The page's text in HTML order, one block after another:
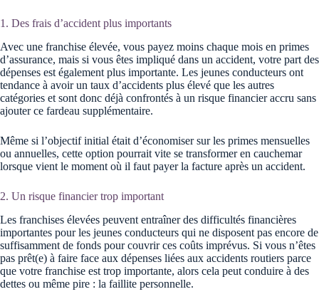
1. Des frais d’accident plus importants
Avec une franchise élevée, vous payez moins chaque mois en primes
d’assurance, mais si vous êtes impliqué dans un accident, votre part des
dépenses est également plus importante. Les jeunes conducteurs ont
tendance à avoir un taux d’accidents plus élevé que les autres
catégories et sont donc déjà confrontés à un risque financier accru sans
ajouter ce fardeau supplémentaire.
Même si l’objectif initial était d’économiser sur les primes mensuelles
ou annuelles, cette option pourrait vite se transformer en cauchemar
lorsque vient le moment où il faut payer la facture après un accident.
2. Un risque financier trop important
Les franchises élevées peuvent entraîner des difficultés financières
importantes pour les jeunes conducteurs qui ne disposent pas encore de
suffisamment de fonds pour couvrir ces coûts imprévus. Si vous n’êtes
pas prêt(e) à faire face aux dépenses liées aux accidents routiers parce
que votre franchise est trop importante, alors cela peut conduire à des
dettes ou même pire : la faillite personnelle.